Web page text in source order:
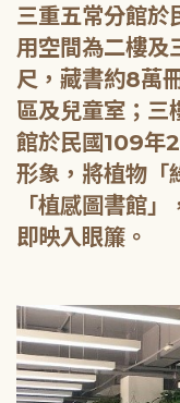
三重五常分館
用空間為二樓
尺，藏書約8萬
區及兒童室；三
館於民國109年
形象，將植物「
「植感圖書館
即映入眼簾。